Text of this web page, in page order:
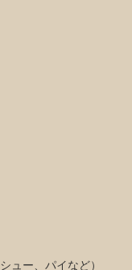
ュー、パイなど）